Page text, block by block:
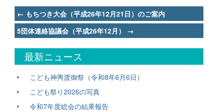
Post
navigation
← もちつき大会（平成26年12月21日）のご案内
5団体連絡協議会（平成26年12月） →
最新ニュース
こども神輿渡御祭（令和8年6月6日）
こども祭り2026の写真
令和7年度総会の結果報告